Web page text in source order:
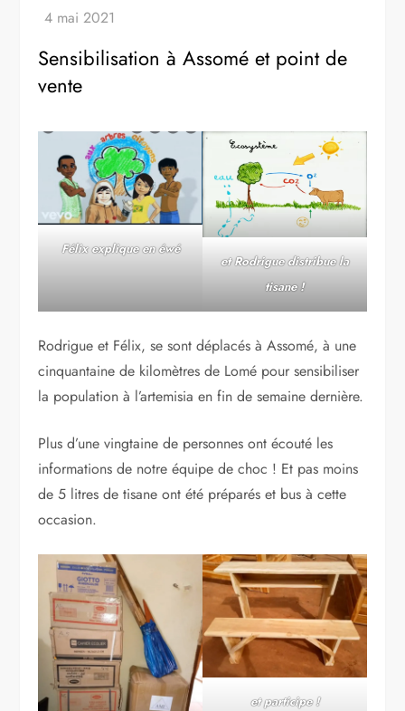
Sensibilisation à Assomé et point de
vente
Félix explique en éwé
et Rodrigue distribue la
tisane !
Rodrigue et Félix, se sont déplacés à Assomé, à une
cinquantaine de kilomètres de Lomé pour sensibiliser
la population à l’artemisia en fin de semaine dernière.
Plus d’une vingtaine de personnes ont écouté les
informations de notre équipe de choc ! Et pas moins
de 5 litres de tisane ont été préparés et bus à cette
occasion.
et participe !